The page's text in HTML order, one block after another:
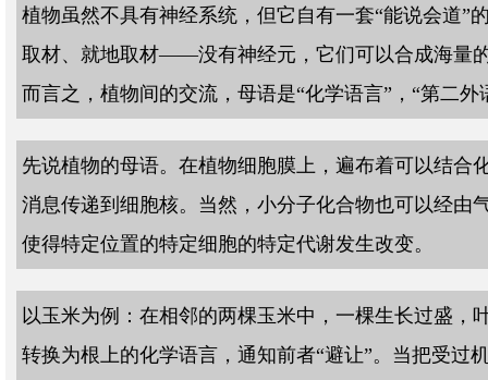
植物虽然不具有神经系统，但它自有一套“能说会道”
取材、就地取材——没有神经元，它们可以合成海量
而言之，植物间的交流，母语是“化学语言”，“第二外
先说植物的母语。在植物细胞膜上，遍布着可以结合
消息传递到细胞核。当然，小分子化合物也可以经由
使得特定位置的特定细胞的特定代谢发生改变。
以玉米为例：在相邻的两棵玉米中，一棵生长过盛，
转换为根上的化学语言，通知前者“避让”。当把受过